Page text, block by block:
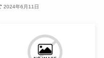
2024年6月11日